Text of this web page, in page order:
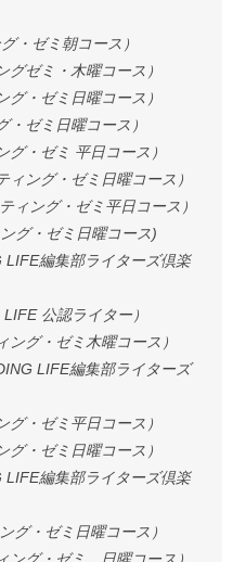
・ゼミ朝コース）
ゼミ・木曜コース）
・ゼミ日曜コース）
ゼミ日曜コース）
・ゼミ 平日コース）
ング・ゼミ日曜コース）
ング・ゼミ平日コース）
・ゼミ日曜コース)
編集部ライターズ倶楽
公認ライター）
グ・ゼミ木曜コース）
LIFE編集部ライターズ
・ゼミ平日コース）
・ゼミ日曜コース）
編集部ライターズ倶楽
・ゼミ日曜コース）